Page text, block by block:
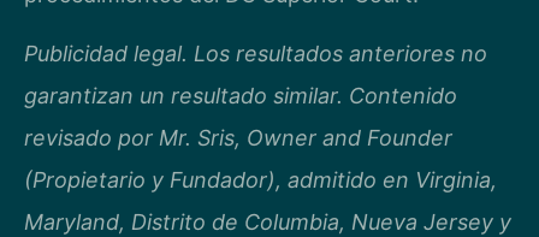
Publicidad legal. Los resultados anteriores no
garantizan un resultado similar. Contenido
revisado por Mr. Sris, Owner and Founder
(Propietario y Fundador), admitido en Virginia,
Maryland, Distrito de Columbia, Nueva Jersey y